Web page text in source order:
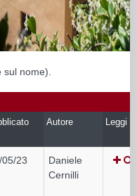
nome).
Autore Leggi
05/23
Daniele
Cernilli